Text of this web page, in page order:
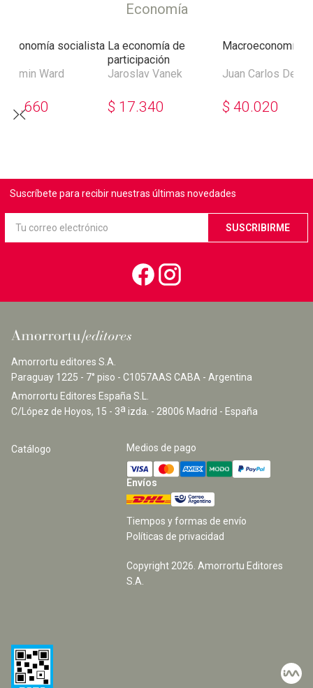
Economía
economía socialista
Ward
30.660
La economía de
participación
Jaroslav Vanek
$ 17.340
Macroeconomía
Juan Carlos De
$ 40.020
Suscríbete para recibir nuestras últimas novedades
Amorrortu editores S.A.
Paraguay 1225 - 7° piso - C1057AAS CABA - Argentina
Amorrortu Editores España S.L.
C/López de Hoyos, 15 - 3a izda. - 28006 Madrid - España
Catálogo Medios de pago
Envíos
Tiempos y formas de envío
Políticas de privacidad
Copyright 2026 . Amorrortu Editores
S.A.